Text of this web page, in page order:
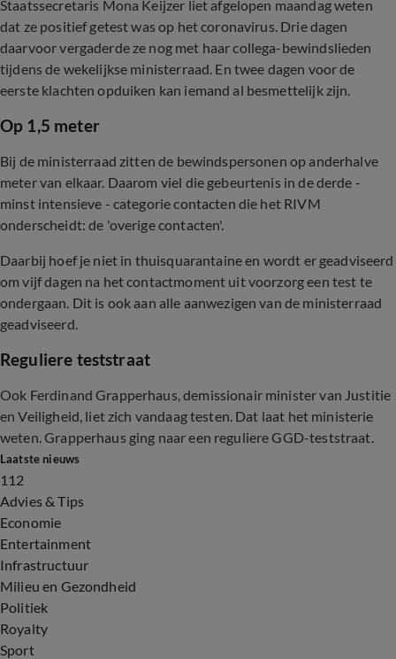
Staatssecretaris Mona Keijzer liet afgelopen maandag weten
dat ze positief getest was op het coronavirus. Drie dagen
daarvoor vergaderde ze nog met haar collega-bewindslieden
tijdens de wekelijkse ministerraad. En twee dagen voor de
eerste klachten opduiken kan iemand al besmettelijk zijn.
Op 1,5 meter
Bij de ministerraad zitten de bewindspersonen op anderhalve
meter van elkaar. Daarom viel die gebeurtenis in de derde -
minst intensieve - categorie contacten die het RIVM
onderscheidt: de 'overige contacten'.
Daarbij hoef je niet in thuisquarantaine en wordt er geadviseerd
om vijf dagen na het contactmoment uit voorzorg een test te
ondergaan. Dit is ook aan alle aanwezigen van de ministerraad
geadviseerd.
Reguliere teststraat
Ook Ferdinand Grapperhaus, demissionair minister van Justitie
en Veiligheid, liet zich vandaag testen. Dat laat het ministerie
weten. Grapperhaus ging naar een reguliere GGD-teststraat.
Laatste nieuws
112
Advies & Tips
Economie
Entertainment
Infrastructuur
Milieu en Gezondheid
Politiek
Royalty
Sport